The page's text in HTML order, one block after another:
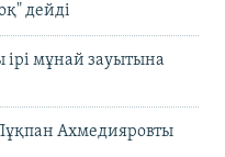
дейді
ірі мұнай зауытына
Ахмедияровты